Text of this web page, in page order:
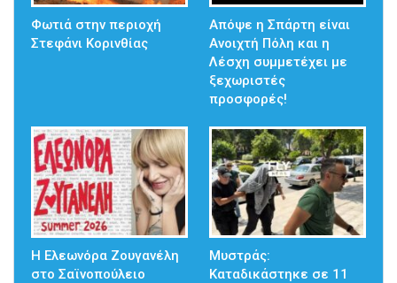
Φωτιά στην περιοχή
Στεφάνι Κορινθίας
Απόψε η Σπάρτη είναι
Ανοιχτή Πόλη και η
Λέσχη συμμετέχει με
ξεχωριστές
προσφορές!
Η Ελεωνόρα Ζουγανέλη
στο Σαϊνοπούλειο
Μυστράς:
Καταδικάστηκε σε 11